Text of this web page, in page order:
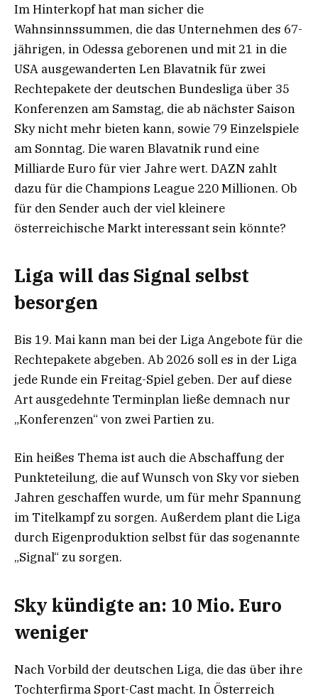
Im Hinterkopf hat man sicher die
Wahnsinnssummen, die das Unternehmen des 67-
jährigen, in Odessa geborenen und mit 21 in die
USA ausgewanderten Len Blavatnik für zwei
Rechtepakete der deutschen Bundesliga über 35
Konferenzen am Samstag, die ab nächster Saison
Sky nicht mehr bieten kann, sowie 79 Einzelspiele
am Sonntag. Die waren Blavatnik rund eine
Milliarde Euro für vier Jahre wert. DAZN zahlt
dazu für die Champions League 220 Millionen. Ob
für den Sender auch der viel kleinere
österreichische Markt interessant sein könnte?
Liga will das Signal selbst
besorgen
Bis 19. Mai kann man bei der Liga Angebote für die
Rechtepakete abgeben. Ab 2026 soll es in der Liga
jede Runde ein Freitag-Spiel geben. Der auf diese
Art ausgedehnte Terminplan ließe demnach nur
„Konferenzen“ von zwei Partien zu.
Ein heißes Thema ist auch die Abschaffung der
Punkteteilung, die auf Wunsch von Sky vor sieben
Jahren geschaffen wurde, um für mehr Spannung
im Titelkampf zu sorgen. Außerdem plant die Liga
durch Eigenproduktion selbst für das sogenannte
„Signal“ zu sorgen.
Sky kündigte an: 10 Mio. Euro
weniger
Nach Vorbild der deutschen Liga, die das über ihre
Tochterfirma Sport-Cast macht. In Österreich